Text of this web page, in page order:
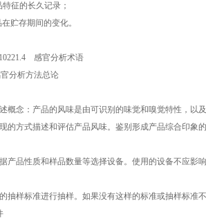
征的长久记录；
贮存期间的变化。
感官分析术语
析方法总论
念：产品的风味是由可识别的味觉和嗅觉特性，以及
方式描述和评估产品风味。鉴别形成产品综合印象的
品性质和样品数量等选择设备。使用的设备不应影响
样标准进行抽样。如果没有这样的标准或抽样标准不